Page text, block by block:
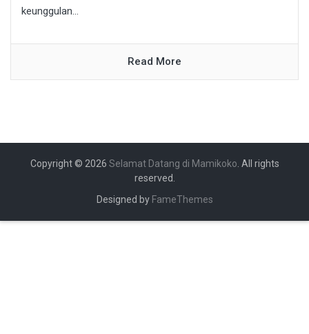
keunggulan...
Read More
Copyright © 2026 Selamat Datang di Mamikoko. All rights
reserved.
Designed by FameThemes